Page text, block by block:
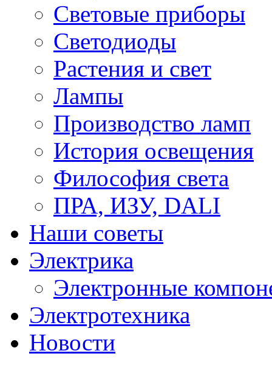
Световые приборы
Светодиоды
Растения и свет
Лампы
Производство ламп
История освещения
Философия света
ПРА, ИЗУ, DALI
Наши советы
Электрика
Электронные
Электротехника
Новости